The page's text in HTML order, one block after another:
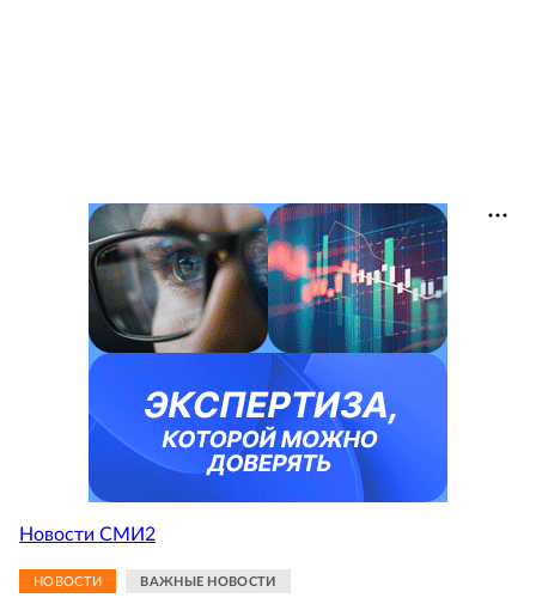
Новости СМИ2
НОВОСТИ ВАЖНЫЕ НОВОСТИ